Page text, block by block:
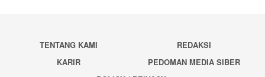
TENTANG KAMI
REDAKSI
KARIR
PEDOMAN MEDIA SIBER